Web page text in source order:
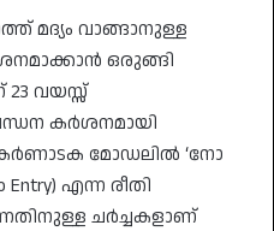
മദ്യം വാങ്ങാനുള്ള
ഒരുങ്ങി
23 വയസ്സ്
കർശനമായി
മോഡലിൽ ‘നോ
എന്ന രീതി
ചർച്ചകളാണ്